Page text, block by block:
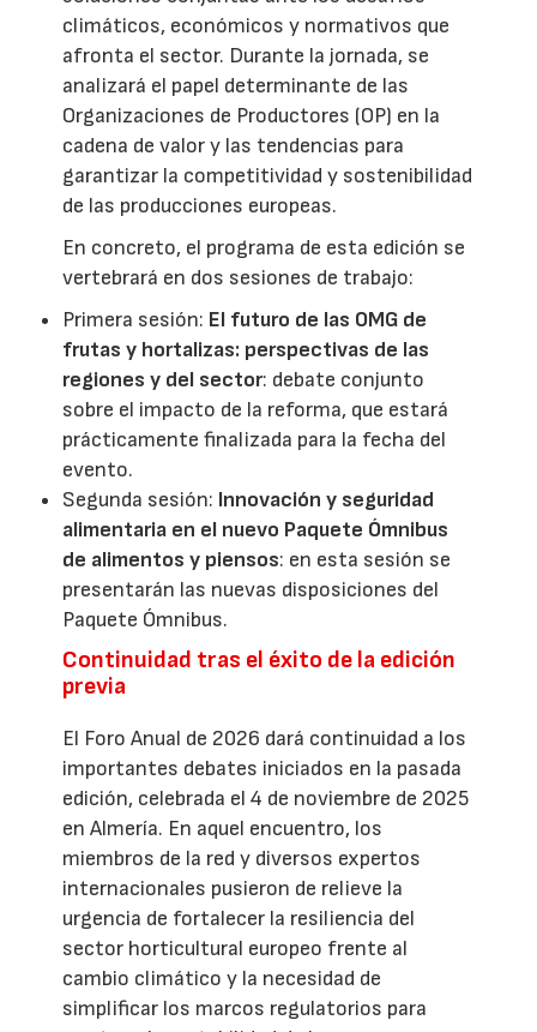
climáticos, económicos y normativos que
afronta el sector. Durante la jornada, se
analizará el papel determinante de las
Organizaciones de Productores (OP) en la
cadena de valor y las tendencias para
garantizar la competitividad y sostenibilidad
de las producciones europeas.
En concreto, el programa de esta edición se
vertebrará en dos sesiones de trabajo:
Primera sesión: El futuro de las OMG de
frutas y hortalizas: perspectivas de las
regiones y del sector: debate conjunto
sobre el impacto de la reforma, que estará
prácticamente finalizada para la fecha del
evento.
Segunda sesión: Innovación y seguridad
alimentaria en el nuevo Paquete Ómnibus
de alimentos y piensos: en esta sesión se
presentarán las nuevas disposiciones del
Paquete Ómnibus.
Continuidad tras el éxito de la edición
previa
El Foro Anual de 2026 dará continuidad a los
importantes debates iniciados en la pasada
edición, celebrada el 4 de noviembre de 2025
en Almería. En aquel encuentro, los
miembros de la red y diversos expertos
internacionales pusieron de relieve la
urgencia de fortalecer la resiliencia del
sector horticultural europeo frente al
cambio climático y la necesidad de
simplificar los marcos regulatorios para